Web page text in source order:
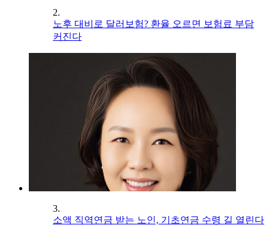
2.
노후 대비로 달러보험? 환율 오르면 보험료 부담
커진다
3.
소액 직역연금 받는 노인, 기초연금 수령 길 열린다